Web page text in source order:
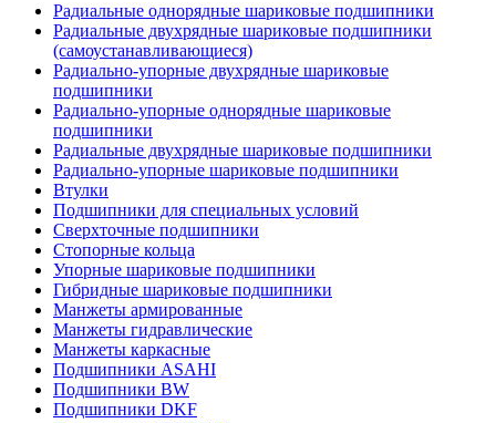
Радиальные однорядные шариковые подшипники
Радиальные двухрядные шариковые подшипники
(самоустанавливающиеся)
Радиально-упорные двухрядные шариковые
подшипники
Радиально-упорные однорядные шариковые
подшипники
Радиальные двухрядные шариковые подшипники
Радиально-упорные шариковые подшипники
Втулки
Подшипники для специальных условий
Сверхточные подшипники
Стопорные кольца
Упорные шариковые подшипники
Гибридные шариковые подшипники
Манжеты армированные
Манжеты гидравлические
Манжеты каркасные
Подшипники ASAHI
Подшипники BW
Подшипники DKF